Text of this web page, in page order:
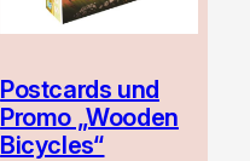
Postcards und
Promo „Wooden
Bicycles“